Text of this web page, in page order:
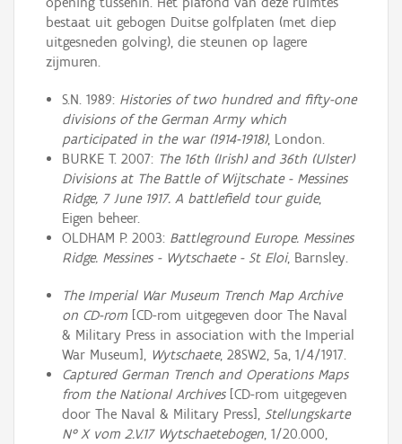
bestaat uit gebogen Duitse golfplaten (met diep
uitgesneden golving), die steunen op lagere
zijmuren.
S.N. 1989: Histories of two hundred and fifty-one
divisions of the German Army which
participated in the war (1914-1918), London.
BURKE T. 2007: The 16th (Irish) and 36th (Ulster)
Divisions at The Battle of Wijtschate - Messines
Ridge, 7 June 1917. A battlefield tour guide,
Eigen beheer.
OLDHAM P. 2003: Battleground Europe. Messines
Ridge. Messines - Wytschaete - St Eloi, Barnsley.
The Imperial War Museum Trench Map Archive
on CD-rom [CD-rom uitgegeven door The Naval
& Military Press in association with the Imperial
War Museum], Wytschaete, 28SW2, 5a, 1/4/1917.
Captured German Trench and Operations Maps
from the National Archives[CD-rom uitgegeven
door The Naval & Military Press], Stellungskarte
N° X vom 2.V.17 Wytschaetebogen, 1/20.000,